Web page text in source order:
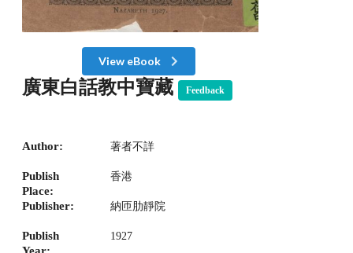
View eBook
廣東白話教中寶藏 Feedback
Author: 著者不詳
Publish
Place:
香港
Publisher: 納匝肋靜院
Publish
1927